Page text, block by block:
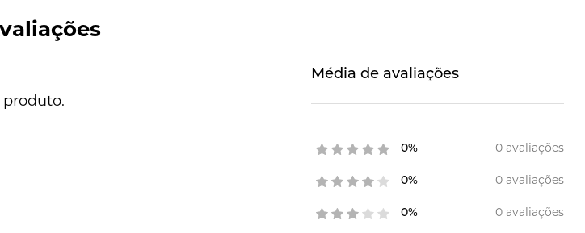
Média de avaliações
0% 0 avaliações
0% 0 avaliações
0% 0 avaliações